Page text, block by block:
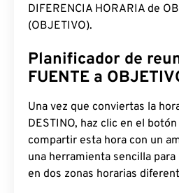
DIFERENCIA HORARIA de
(OBJETIVO).
Planificador de
FUENTE a
Una vez que conviertas la
DESTINO, haz clic en el
compartir esta hora con un
una herramienta sencilla
en dos zonas horarias